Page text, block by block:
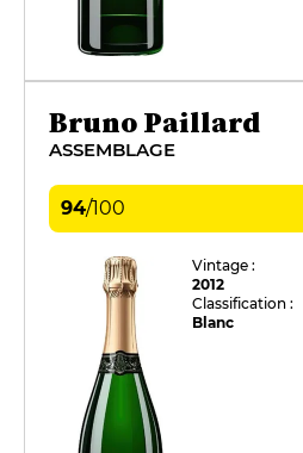
Bruno Paillard
ASSEMBLAGE
94/100
Vintage :
2012
Classification :
Blanc